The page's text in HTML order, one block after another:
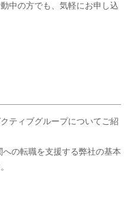
中の方でも、気軽にお申し込
ティブグループについてご紹
の転職を支援する弊社の基本